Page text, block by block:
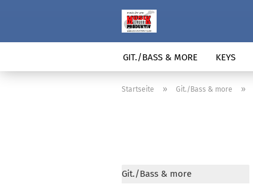
GIT./BASS & MORE KEYS
Startseite » Git./Bass & more »
Git./Bass & more